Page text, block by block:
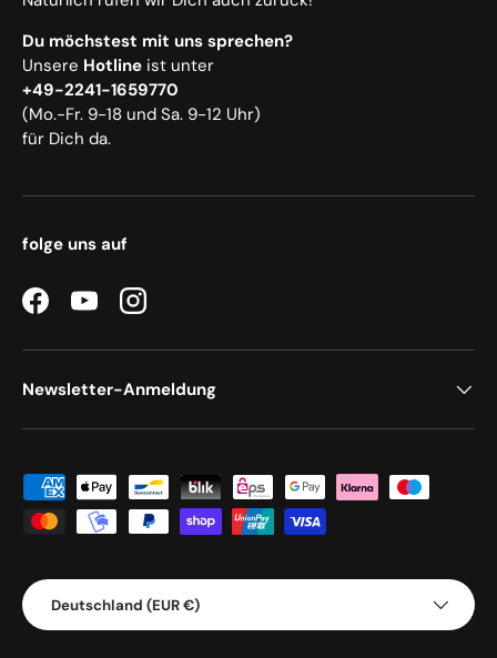
Du möchstest mit uns sprechen?
Unsere Hotline ist unter
+49-2241-1659770
(Mo.-Fr. 9-18 und Sa. 9-12 Uhr)
für Dich da.
folge uns auf
FacebookYouTubeInstagram
Newsletter-Anmeldung
Zahlungsmethoden
Land/Region
Deutschland (EUR €)